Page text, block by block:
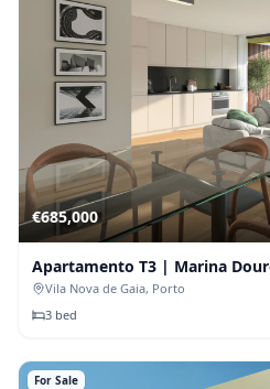
€685,000
Apartamento T3 | Marina
Vila Nova de Gaia, Porto
3 bed
For Sale